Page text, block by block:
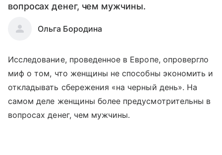
вопросах денег, чем мужчины.
Ольга Бородина
Исследование, проведенное в Европе, опровергло
миф о том, что женщины не способны экономить и
откладывать сбережения «на черный день». На
самом деле женщины более предусмотрительны в
вопросах денег, чем мужчины.